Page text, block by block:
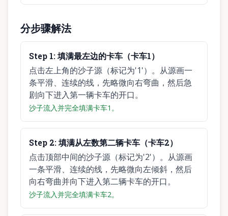
分步骤解法
Step 1:填满最左边的卡车（卡车1）
点击左上角的沙子源（标记为'1'）。从源画一
条平滑、连续的线，先略微向右弯曲，然后急
剧向下进入第一辆卡车的开口。
沙子流入并完全填满卡车1。
Step 2:填满从左数第二辆卡车（卡车2）
点击顶部中间的沙子源（标记为'2'）。从源画
一条平滑、连续的线，先略微向左倾斜，然后
向右弯曲并向下进入第二辆卡车的开口。
沙子流入并完全填满卡车2。